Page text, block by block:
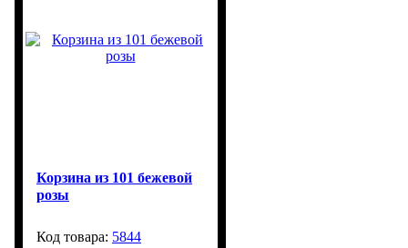
Корзина из 101 бежевой
розы
5844